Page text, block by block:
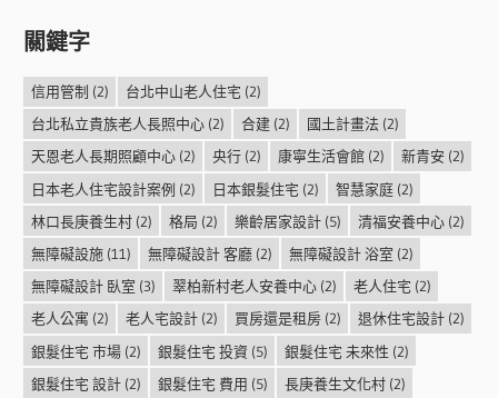
關鍵字
信用管制 (2) 台北中山老人住宅 (2)
台北私立貴族老人長照中心(2) 合建(2) 國土計畫法(2)
天恩老人長期照顧中心(2) 央行(2) 康寧生活會館(2) 新青安 (2)
日本老人住宅設計案例 (2) 日本銀髮住宅 (2) 智慧家庭(2)
林口長庚養生村(2) 格局 (2) 樂齡居家設計(5) 清福安養中心(2)
無障礙設施(11) 無障礙設計 客廳(2) 無障礙設計 浴室 (2)
無障礙設計 臥室 (3) 翠柏新村老人安養中心(2) 老人住宅 (2)
老人公寓 (2) 老人宅設計(2) 買房還是租房(2) 退休住宅設計(2)
銀髮住宅 市場(2) 銀髮住宅 投資(5) 銀髮住宅 未來性 (2)
銀髮住宅 設計(2) 銀髮住宅 費用 (5) 長庚養生文化村(2)